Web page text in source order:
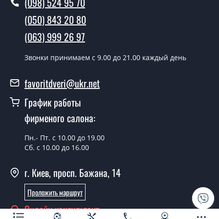
Да производим. Монтаж дверных полотен
производится согласно очереди, во все дни кроме
Сколько стоит установка дверей Irida
Можно на сегодня вызвать
замерщика?
Да можно.
дверные полотна?
Да, мы имеем большой ассортимент готовых дверных
полотен.
(050) 843 20 80
(063) 999 26 97
Звонки принимаем c 9.00 до 21.00 каждый день
favoritdveri@ukr.net
График работы
фирменого салона:
Пн.- Пт. с 10.00 до 19.00
Сб. с 10.00 до 16.00
г. Киев, просп. Бажана, 14
Проложить маршрут
Онлайн консультант